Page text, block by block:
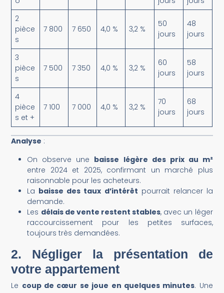
2
pièce
s
7 800 7 650 4,0 % 3,2 %
50
jours
48
jours
3
pièce
s
7 500 7 350 4,0 % 3,2 %
60
jours
58
jours
4
pièce
s et +
7 100 7 000 4,0 % 3,2 %
70
jours
68
jours
Analyse :
On observe une baisse légère des prix au m²
entre 2024 et 2025, confirmant un marché plus
raisonnable pour les acheteurs.
La baisse des taux d’intérêt pourrait relancer la
demande.
Les délais de vente restent stables, avec un léger
raccourcissement pour les petites surfaces,
toujours très demandées.
2. Négliger la présentation de
votre appartement
Le coup de cœur se joue en quelques minutes. Une